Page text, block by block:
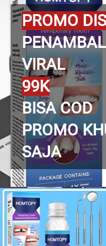
PROMO
VIRAL
99K
BISA COD
PROMO
SAJA